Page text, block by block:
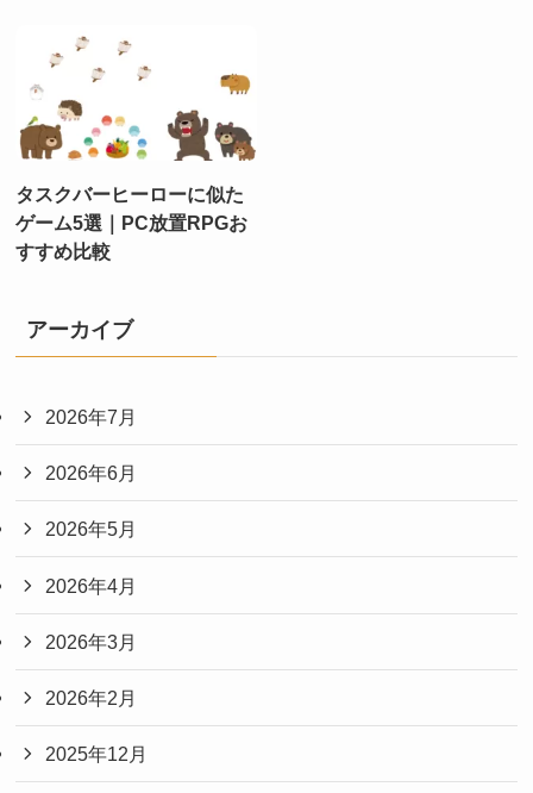
タスクバーヒーローに似た
ゲーム5選｜PC放置RPGお
すすめ比較
アーカイブ
2026年7月
2026年6月
2026年5月
2026年4月
2026年3月
2026年2月
2025年12月